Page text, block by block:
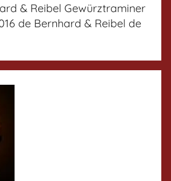
& Reibel Gewürztraminer
de Bernhard & Reibel de